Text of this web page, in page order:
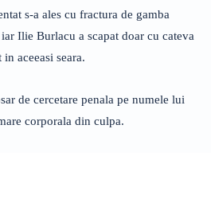
s-a ales cu fractura de gamba
Ilie Burlacu a scapat doar cu cateva
aceeasi seara.
de cercetare penala pe numele lui
corporala din culpa.